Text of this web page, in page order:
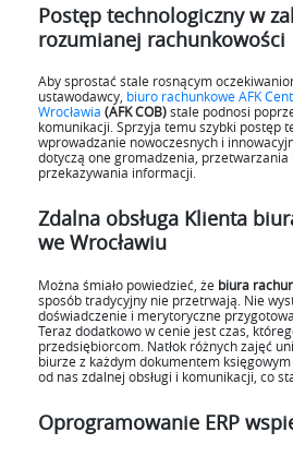
Postęp technologiczny w
rozumianej rachunkowości
Aby sprostać stale rosnącym
ustawodawcy, biuro rachunkowe AFK
Wrocławia (AFK COB)stale podnosi
komunikacji. Sprzyja temu szybki postęp
wprowadzanie nowoczesnych i
dotyczą one gromadzenia,
przekazywania informacji.
Zdalna obsługa Klienta
we Wrocławiu
Można śmiało powiedzieć, że biura
sposób tradycyjny nie przetrwają. Nie
doświadczenie i merytoryczne
Teraz dodatkowo w cenie jest czas,
przedsiębiorcom. Natłok różnych zajęć
biurze z każdym dokumentem
od nas zdalnej obsługi i komunikacji, co
Oprogramowanie ERP